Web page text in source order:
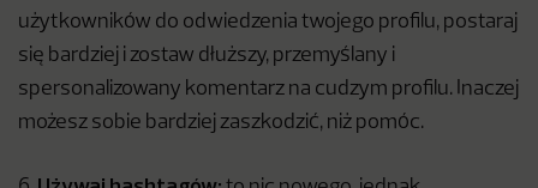
użytkowników do odwiedzenia twojego profilu, postaraj
się bardziej i zostaw dłuższy, przemyślany i
spersonalizowany komentarz na cudzym profilu. Inaczej
możesz sobie bardziej zaszkodzić, niż pomóc.